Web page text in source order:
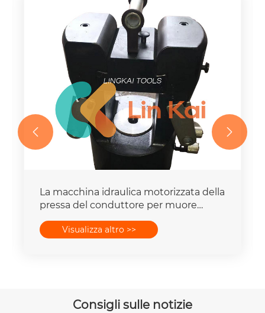
La macchina idraulica motorizzata della
pressa del conduttore per muore
400mm2 degli insiemi 25T-300T
Visualizza altro >>
 
Consigli sulle notizie